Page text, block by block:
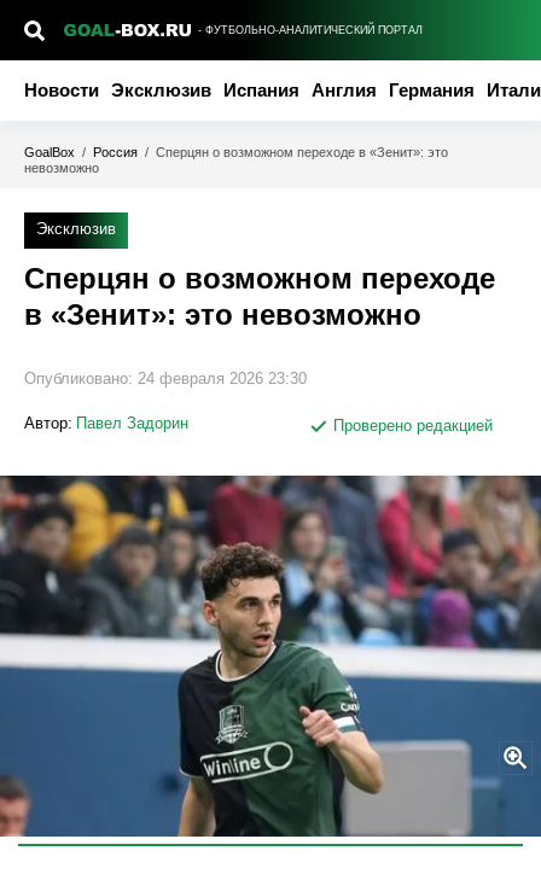
- ФУТБОЛЬНО-АНАЛИТИЧЕСКИЙ ПОРТАЛ
Новости Эксклюзив Испания Англия Германия
GoalBox / Россия / Сперцян о возможном переходе в «Зенит»: это
невозможно
Эксклюзив
Сперцян о возможном переходе
в «Зенит»: это невозможно
Опубликовано: 24 февраля 2026 23:30
Автор: Павел Задорин Проверено редакцией
Legion-Media